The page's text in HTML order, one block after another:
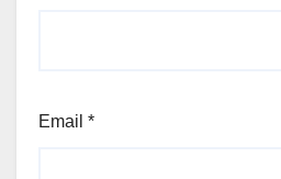
Email *